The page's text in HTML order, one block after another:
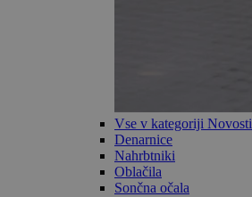
Vse v kategoriji Novosti
Denarnice
Nahrbtniki
Oblačila
Sončna očala